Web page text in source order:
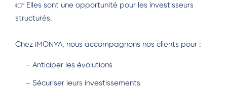
👉 Elles sont une opportunité pour les investisseurs
structurés.
Chez IMONYA, nous accompagnons nos clients pour :
– Anticiper les évolutions
– Sécuriser leurs investissements